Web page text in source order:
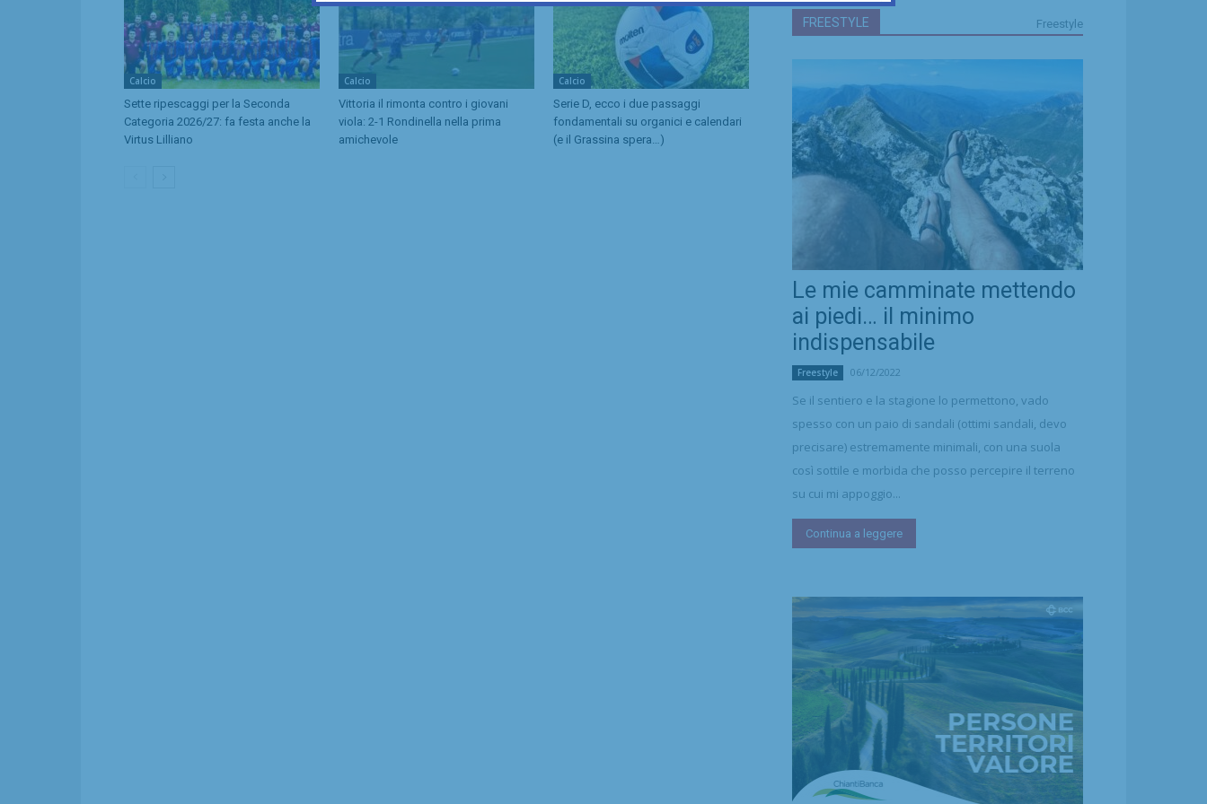
Calcio
Sette ripescaggi per la Seconda
Categoria 2026/27: fa festa anche la
Virtus Lilliano
Calcio
Vittoria il rimonta contro i giovani
viola: 2-1 Rondinella nella prima
amichevole
Calcio
Serie D, ecco i due passaggi
fondamentali su organici e calendari
(e il Grassina spera…)
FREESTYLE Freestyle
Le mie camminate mettendo
ai piedi… il minimo
indispensabile
Freestyle 06/12/2022
Se il sentiero e la stagione lo permettono, vado
spesso con un paio di sandali (ottimi sandali, devo
precisare) estremamente minimali, con una suola
così sottile e morbida che posso percepire il terreno
su cui mi appoggio...
Continua a leggere